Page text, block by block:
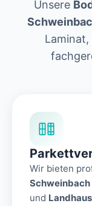
Unsere
Wir bieten
Schweinbach
und